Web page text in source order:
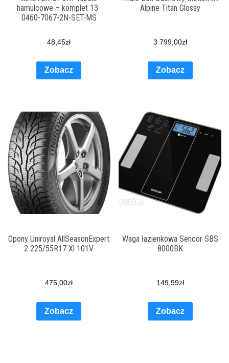
hamulcowe – komplet 13-
0460-7067-2N-SET-MS
48,45zł
Zobacz
Alpine Titan Glossy
3 799,00zł
Zobacz
Opony Uniroyal AllSeasonExpert
2 225/55R17 Xl 101V
475,00zł
Zobacz
Waga łazienkowa Sencor SBS
8000BK
149,99zł
Zobacz